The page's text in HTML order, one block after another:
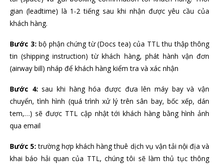
gian (leadtime) là 1-2 tiếng sau khi nhận được yêu cầu của
khách hàng.
Bước 3: bộ phận chứng từ (Docs tea) của TTL thu thập thông
tin (shipping instruction) từ khách hàng, phát hành vận đơn
(airway bill) nháp để khách hàng kiểm tra và xác nhận
Bước 4:sau khi hàng hóa được đưa lên máy bay và vận
chuyển, tình hình (quá trình xử lý trên sân bay, bốc xếp, dán
tem,…) sẽ được TTL cập nhật tới khách hàng bằng hình ảnh
qua email
Bước 5:trường hợp khách hàng thuê dịch vụ vận tải nội địa và
khai báo hải quan của TTL, chúng tôi sẽ làm thủ tục thông